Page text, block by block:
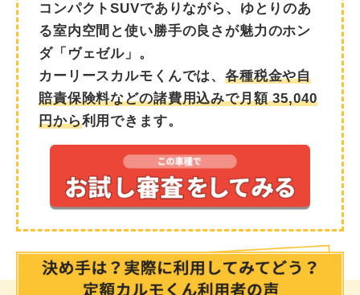
コンパクトSUVでありながら、ゆとりのあ
る室内空間と使い勝手の良さが魅力のホン
ダ「ヴェゼル」。
カーリースカルモくんでは、各種税金や自
賠責保険料などの諸費用込みで月額35,040
円から利用できます。